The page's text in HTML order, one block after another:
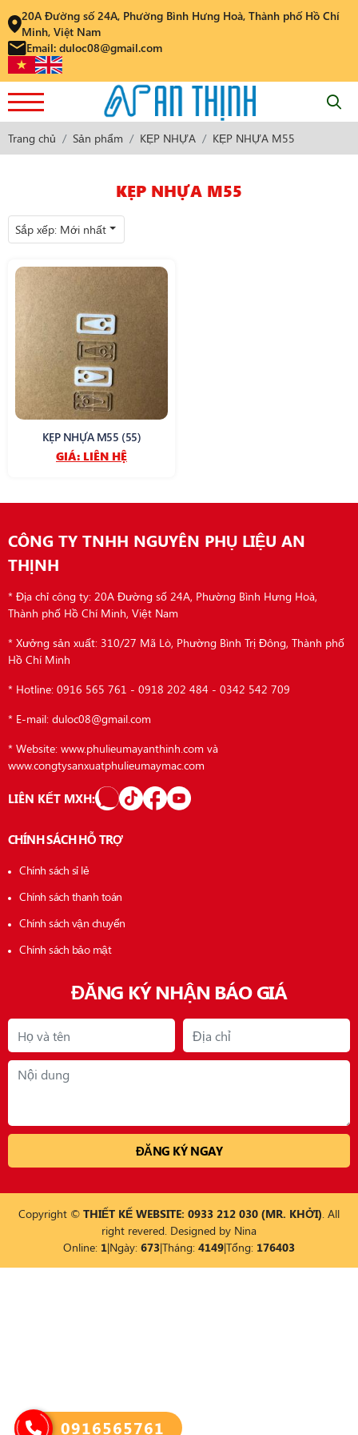
20A Đường số 24A, Phường Bình Hưng Hoà, Thành phố Hồ Chí
Minh, Việt Nam
Email: duloc08@gmail.com
Trang chủ Sản phẩm KẸP NHỰA KẸP NHỰA M55
KẸP NHỰA M55
Sắp xếp: Mới nhất
KẸP NHỰA M55 (55)
GIÁ: LIÊN HỆ
CÔNG TY TNHH NGUYÊN PHỤ LIỆU AN
THỊNH
* Địa chỉ công ty: 20A Đường số 24A, Phường Bình Hưng Hoà,
Thành phố Hồ Chí Minh, Việt Nam
* Xưởng sản xuất: 310/27 Mã Lò, Phường Bình Trị Đông, Thành phố
Hồ Chí Minh
* Hotline: 0916 565 761 - 0918 202 484 - 0342 542 709
* E-mail: duloc08@gmail.com
* Website: www.phulieumayanthinh.com và
www.congtysanxuatphulieumaymac.com
LIÊN KẾT MXH:
CHÍNH SÁCH HỖ TRỢ
Chính sách sỉ lẻ
Chính sách thanh toán
Chính sách vận chuyển
Chính sách bảo mật
ĐĂNG KÝ NHẬN BÁO GIÁ
Copyright © THIẾT KẾ WEBSITE: 0933 212 030 (MR. KHỞI). All
right revered. Designed by Nina
Online: 1|Ngày: 673|Tháng: 4149|Tổng: 176403
0916565761